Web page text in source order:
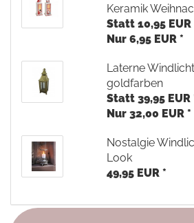
Keramik
Statt 10,95 EUR
Nur 6,95 EUR *
Laterne
goldfarben
Statt 39,95 EUR
Nur 32,00 EUR *
Nostalgie
Look
49,95 EUR *